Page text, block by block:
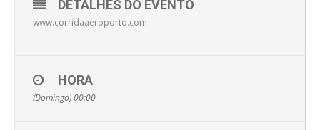
DETALHES DO EVENTO
www.corridaaeroporto.com
HORA
(Domingo) 00:00